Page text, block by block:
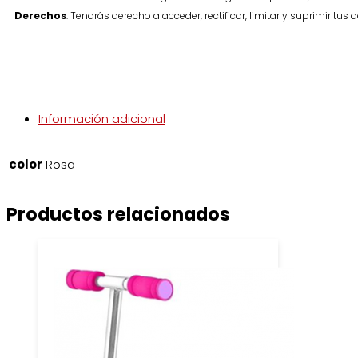
Derechos: Tendrás derecho a acceder, rectificar, limitar y suprimir tus
Información adicional
color Rosa
Productos relacionados